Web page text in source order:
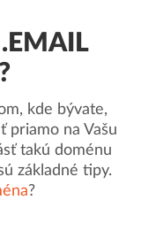
kde bývate,
priamo na Vašu
takú doménu
základné tipy.
?